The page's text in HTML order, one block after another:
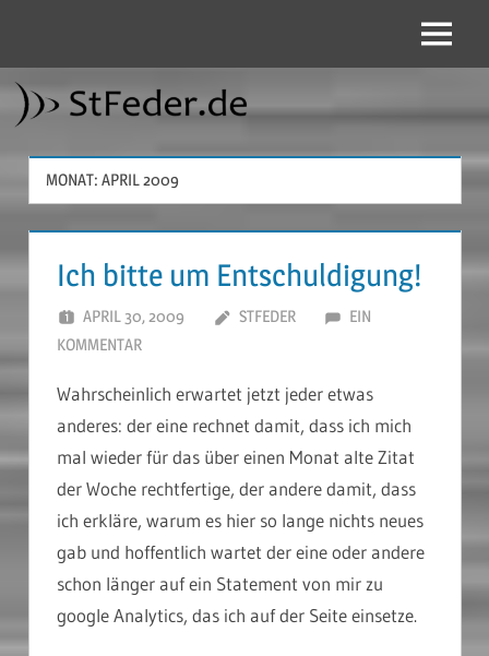
springen
Menü
MONAT: APRIL 2009
Ich bitte um Entschuldigung!
APRIL 30, 2009 STFEDER
EIN
KOMMENTAR
Wahrscheinlich erwartet jetzt jeder etwas
anderes: der eine rechnet damit, dass ich mich
mal wieder für das über einen Monat alte Zitat
der Woche rechtfertige, der andere damit, dass
ich erkläre, warum es hier so lange nichts neues
gab und hoffentlich wartet der eine oder andere
schon länger auf ein Statement von mir zu
google Analytics, das ich auf der Seite einsetze.